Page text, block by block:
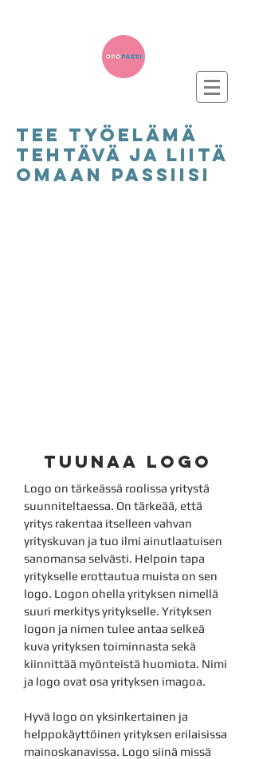
TEe työelämä
tehtävä ja liitä
omaan passiisi
tuunaa logo
Logo on tärkeässä roolissa yritystä
suunniteltaessa. On tärkeää, että
yritys rakentaa itselleen vahvan
yrityskuvan ja tuo ilmi ainutlaatuisen
sanomansa selvästi. Helpoin tapa
yritykselle erottautua muista on sen
logo. Logon ohella yrityksen nimellä
suuri merkitys yritykselle. Yrityksen
logon ja nimen tulee antaa selkeä
kuva yrityksen toiminnasta sekä
kiinnittää myönteistä huomiota. Nimi
ja logo ovat osa yrityksen imagoa.
Hyvä logo on yksinkertainen ja
helppokäyttöinen yrityksen erilaisissa
mainoskanavissa. Logo siinä missä